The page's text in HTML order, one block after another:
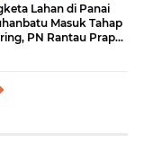
Lahan di Panai
Masuk Tahap
PN Rantau Prapat